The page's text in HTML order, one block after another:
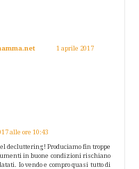
1 aprile 2017
alle ore 10:43
decluttering! Produciamo fin troppe
in buone condizioni rischiano
Io vendo e compro quasi tutto di